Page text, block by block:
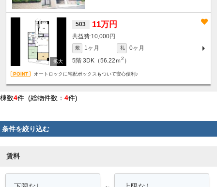
503 11万円
10,000円
敷 1ヶ月 礼
0ヶ月
5階 3DK（56.22ｍ2 ）
オートロックに宅配ボックスもついて安心便利♪
棟数4件 (総物件数： 4件)
条件を絞り込む
賃料